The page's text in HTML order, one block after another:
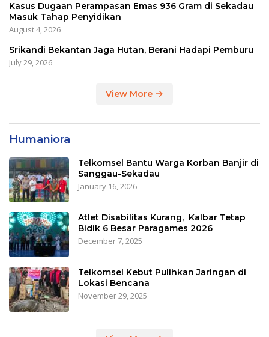
Kasus Dugaan Perampasan Emas 936 Gram di Sekadau
Masuk Tahap Penyidikan
August 4, 2026
Srikandi Bekantan Jaga Hutan, Berani Hadapi Pemburu
July 29, 2026
View More
Humaniora
Telkomsel Bantu Warga Korban Banjir di
Sanggau-Sekadau
January 16, 2026
Atlet Disabilitas Kurang, Kalbar Tetap
Bidik 6 Besar Paragames 2026
December 7, 2025
Telkomsel Kebut Pulihkan Jaringan di
Lokasi Bencana
November 29, 2025